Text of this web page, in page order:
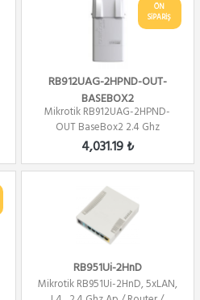
ÖN
SİPARİŞ
RB912UAG-2HPND-OUT-
BASEBOX2
Mikrotik RB912UAG-2HPND-
OUT BaseBox2 2.4 Ghz
802.11a/n 2x2 Mimo PT...
4,031.19 ₺
RB951Ui-2HnD
Mikrotik RB951Ui-2HnD, 5xLAN,